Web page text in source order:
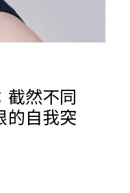
截然不同
的自我突